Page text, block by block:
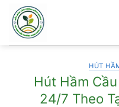
qua
dung
HÚT
Hút Hầm
24/7 Theo